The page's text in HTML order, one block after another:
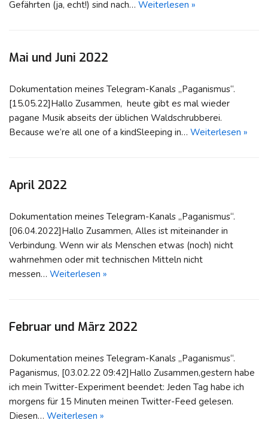
Gefährten (ja, echt!) sind nach… Weiterlesen »
Mai und Juni 2022
Dokumentation meines Telegram-Kanals „Paganismus“.
[15.05.22]Hallo Zusammen, heute gibt es mal wieder
pagane Musik abseits der üblichen Waldschrubberei.
Because we’re all one of a kindSleeping in… Weiterlesen »
April 2022
Dokumentation meines Telegram-Kanals „Paganismus“.
[06.04.2022]Hallo Zusammen, Alles ist miteinander in
Verbindung. Wenn wir als Menschen etwas (noch) nicht
wahrnehmen oder mit technischen Mitteln nicht
messen… Weiterlesen »
Februar und März 2022
Dokumentation meines Telegram-Kanals „Paganismus“.
Paganismus, [03.02.22 09:42]Hallo Zusammen,gestern habe
ich mein Twitter-Experiment beendet: Jeden Tag habe ich
morgens für 15 Minuten meinen Twitter-Feed gelesen.
Diesen… Weiterlesen »